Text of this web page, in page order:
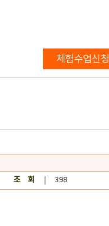
체험수업신청
조 회 | 398